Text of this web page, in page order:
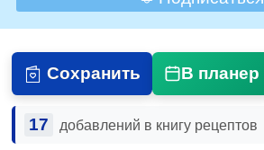
Сохранить В планер
17 добавлений в книгу рецептов